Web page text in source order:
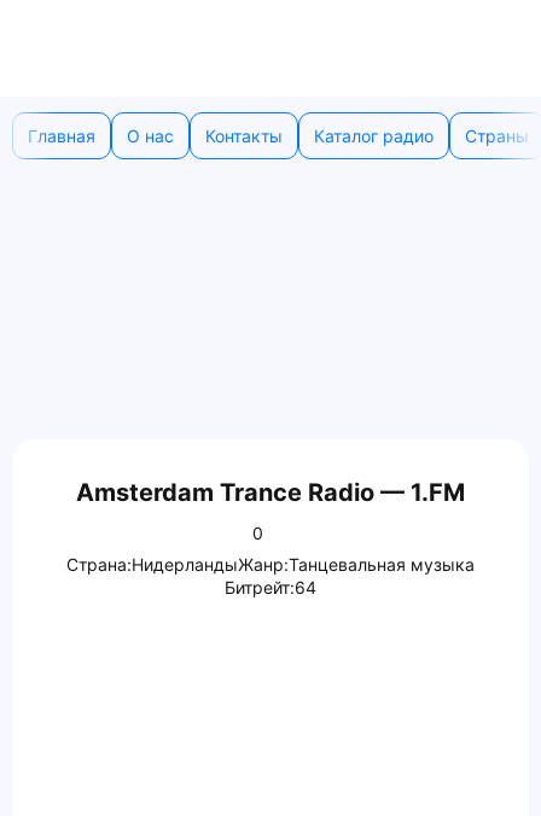
Главная О нас Контакты Каталог радио Страны
Amsterdam Trance Radio — 1.FM
0
Страна:НидерландыЖанр:Танцевальная музыка
Битрейт:64